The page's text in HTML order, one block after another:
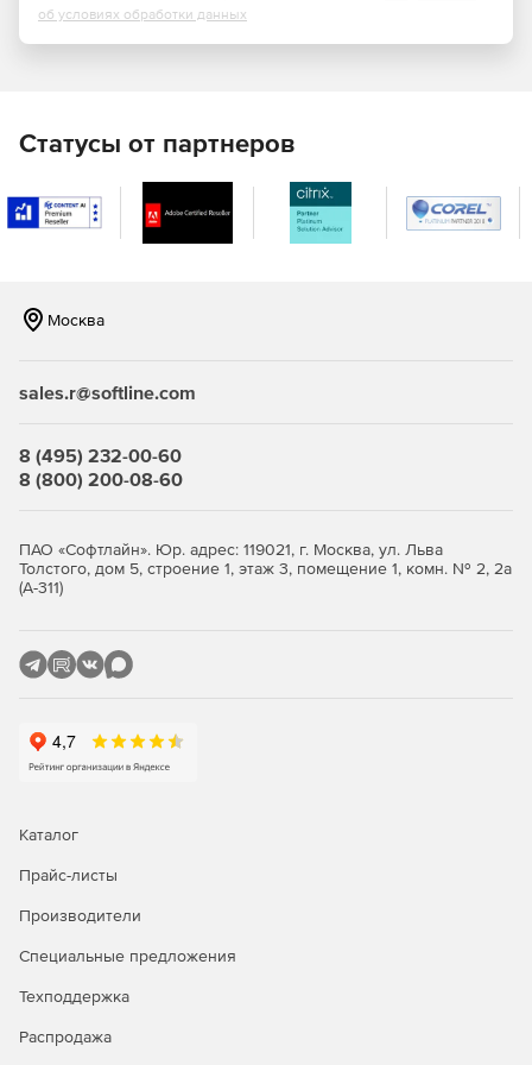
Автоматический подсчет спецификаций и ведомостей
количества материалов в Renga существует инструмент
объектов 3D-модели и формирует по ним отчеты в
табличной форме. При этом спецификации автоматически
пересчитываются при изменениях в 3D-модели.
Для подготовки презентационных материалов можно
Встроенный редактор чертежей позволяет создать
автоматически по 3D-модели.
Быстрое внесение изменений в проект
изменения в проект, если планировочные решения не
Передача данных для проведения физико-технических
расчетов
сторонние расчетные приложения и выполнить в них
конструкций или расчет естественной освещенности
Professional в части проектирования строительных
об условиях обработки данных
Статусы от партнеров
Москва
sales.r@softline.com
8 (495) 232-00-60
8 (800) 200-08-60
ПАО «Софтлайн». Юр. адрес: 119021, г. Москва, ул. Льва
Толстого, дом 5, строение 1, этаж 3, помещение 1, комн. № 2, 2а
(А-311)
Каталог
Прайс-листы
Производители
Специальные предложения
Техподдержка
Распродажа